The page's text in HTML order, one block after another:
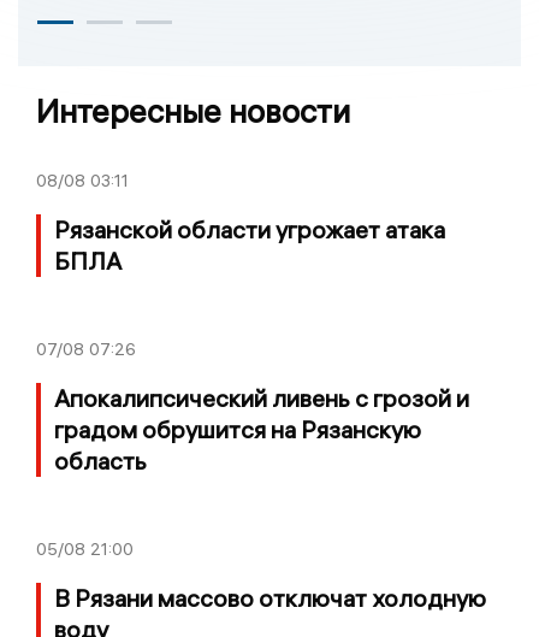
Интересные новости
08/08 03:11
Рязанской области угрожает атака
БПЛА
07/08 07:26
Апокалипсический ливень с грозой и
градом обрушится на Рязанскую
область
05/08 21:00
В Рязани массово отключат холодную
воду